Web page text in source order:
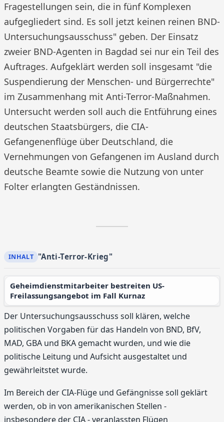
Fragestellungen sein, die in fünf Komplexen
aufgegliedert sind. Es soll jetzt keinen reinen BND-
Untersuchungsausschuss" geben. Der Einsatz
zweier BND-Agenten in Bagdad sei nur ein Teil des
Auftrages. Aufgeklärt werden soll insgesamt "die
Suspendierung der Menschen- und Bürgerrechte"
im Zusammenhang mit Anti-Terror-Maßnahmen.
Untersucht werden soll auch die Entführung eines
deutschen Staatsbürgers, die CIA-
Gefangenenflüge über Deutschland, die
Vernehmungen von Gefangenen im Ausland durch
deutsche Beamte sowie die Nutzung von unter
Folter erlangten Geständnissen.
"Anti-Terror-Krieg"
Geheimdienstmitarbeiter bestreiten US-
Freilassungsangebot im Fall Kurnaz
Der Untersuchungsausschuss soll klären, welche
politischen Vorgaben für das Handeln von BND, BfV,
MAD, GBA und BKA gemacht wurden, und wie die
politische Leitung und Aufsicht ausgestaltet und
gewährleitstet wurde.
Im Bereich der CIA-Flüge und Gefängnisse soll geklärt
werden, ob in von amerikanischen Stellen -
insbesondere der CIA - veranlassten Flügen